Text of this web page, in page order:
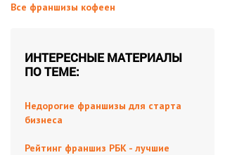
Все франшизы кофеен
ИНТЕРЕСНЫЕ МАТЕРИАЛЫ
ПО ТЕМЕ:
Недорогие франшизы для старта
бизнеса
Рейтинг франшиз РБК - лучшие